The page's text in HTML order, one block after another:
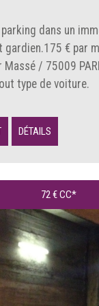
dans un
gardien.175 € par
/ 75009
type de voiture.
DÉTAILS
72 €CC*